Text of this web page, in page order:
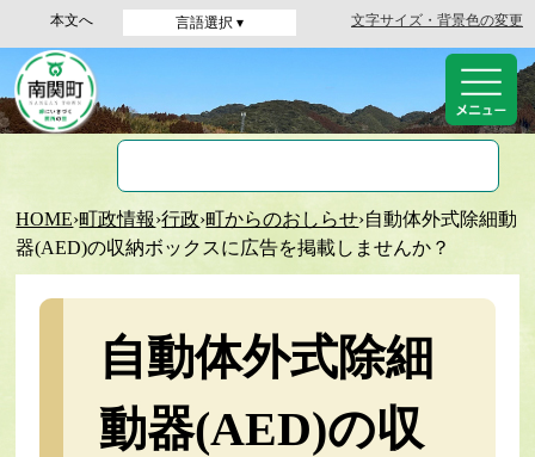
本文へ 言語選択 ▾ 文字サイズ・背景色の変更
HOME›町政情報›行政›町からのおしらせ›自動体外式除細動
器(AED)の収納ボックスに広告を掲載しませんか？
自動体外式除細
動器(AED)の収